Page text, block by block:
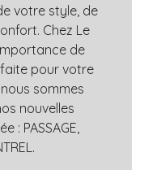
votre style, de
Chez Le
de
pour votre
sommes
nouvelles
: PASSAGE,